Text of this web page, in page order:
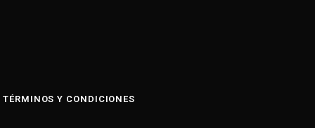
TÉRMINOS Y CONDICIONES